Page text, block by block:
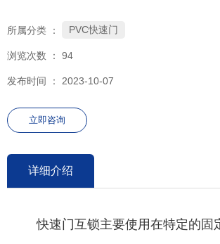
所属分类 ： PVC快速门
浏览次数 ： 94
发布时间 ： 2023-10-07
立即咨询
详细介绍
快速门互锁主要使用在特定的固